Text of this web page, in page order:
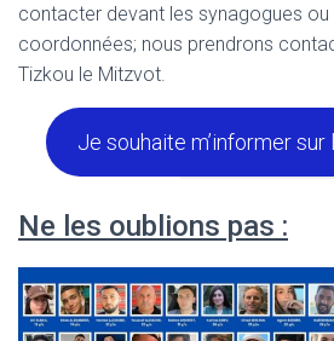
contacter devant les synagogues ou
coordonnées; nous prendrons
Tizkou le Mitzvot.
Je souhaite m’informer
Ne les oublions pas :